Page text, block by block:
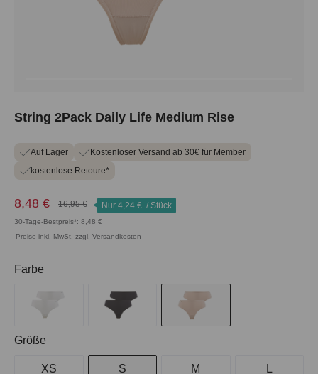
String 2Pack Daily Life Medium Rise
Auf Lager
Kostenloser Versand ab 30€ für Member
kostenlose Retoure*
8,48 € 16,95 € Nur 4,24 € / Stück
30-Tage-Bestpreis*: 8,48 €
Preise inkl. MwSt. zzgl. Versandkosten
Farbe
Größe
XS S M L